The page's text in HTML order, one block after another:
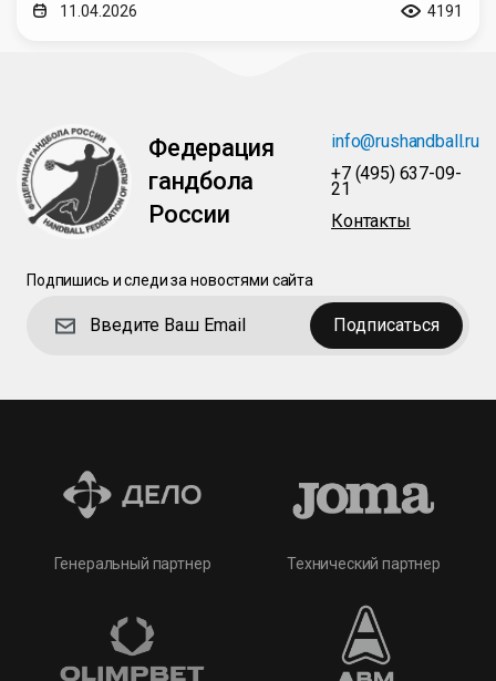
11.04.2026 4191
Федерация
гандбола
России
info@rushandball.ru
+7 (495) 637-09-
21
Контакты
Подпишись и следи за новостями сайта
Подписаться
Генеральный партнер Технический партнер